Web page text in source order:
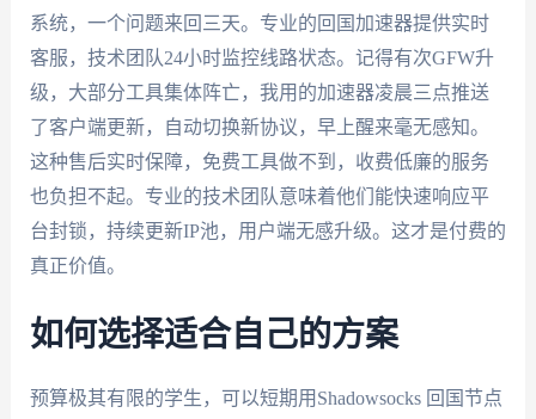
系统，一个问题来回三天。专业的回国加速器提供实时
客服，技术团队24小时监控线路状态。记得有次GFW升
级，大部分工具集体阵亡，我用的加速器凌晨三点推送
了客户端更新，自动切换新协议，早上醒来毫无感知。
这种售后实时保障，免费工具做不到，收费低廉的服务
也负担不起。专业的技术团队意味着他们能快速响应平
台封锁，持续更新IP池，用户端无感升级。这才是付费的
真正价值。
如何选择适合自己的方案
预算极其有限的学生，可以短期用Shadowsocks 回国节点